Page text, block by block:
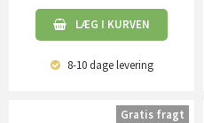
LÆG I KURVEN
8-10 dagelevering
Gratis fragt